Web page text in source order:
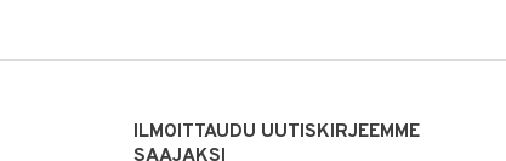
ILMOITTAUDU UUTISKIRJEEMME
SAAJAKSI